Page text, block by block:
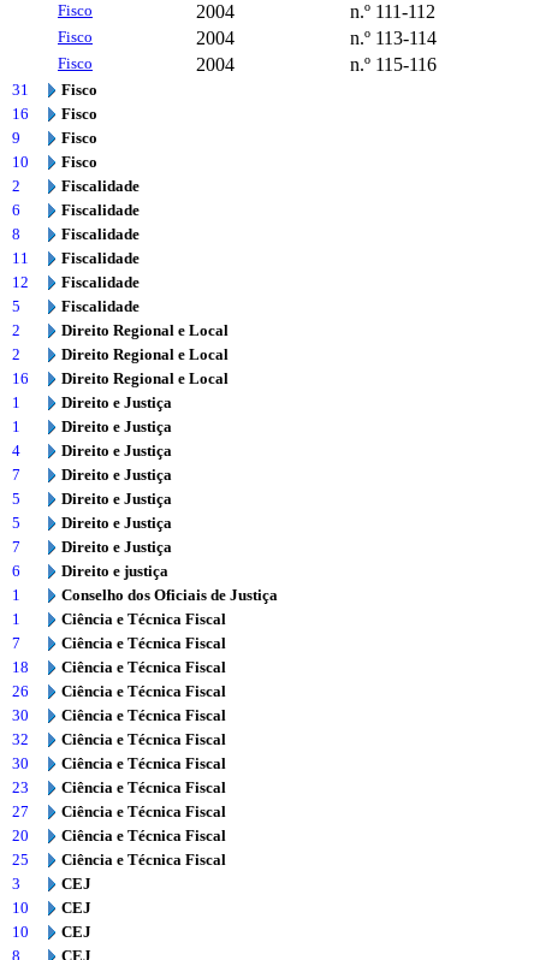
Fisco 2004 n.º 111-112
Fisco 2004 n.º 113-114
Fisco 2004 n.º 115-116
31
Fisco
16
Fisco
9
Fisco
10
Fisco
2
Fiscalidade
6
Fiscalidade
8
Fiscalidade
11
Fiscalidade
12
Fiscalidade
5
Fiscalidade
2
Direito Regional e Local
2
Direito Regional e Local
16
Direito Regional e Local
1
Direito e Justiça
1
Direito e Justiça
4
Direito e Justiça
7
Direito e Justiça
5
Direito e Justiça
5
Direito e Justiça
7
Direito e Justiça
6
Direito e justiça
1
Conselho dos Oficiais de Justiça
1
Ciência e Técnica Fiscal
7
Ciência e Técnica Fiscal
18
Ciência e Técnica Fiscal
26
Ciência e Técnica Fiscal
30
Ciência e Técnica Fiscal
32
Ciência e Técnica Fiscal
30
Ciência e Técnica Fiscal
23
Ciência e Técnica Fiscal
27
Ciência e Técnica Fiscal
20
Ciência e Técnica Fiscal
25
Ciência e Técnica Fiscal
3
CEJ
10
CEJ
10
CEJ
8
CEJ